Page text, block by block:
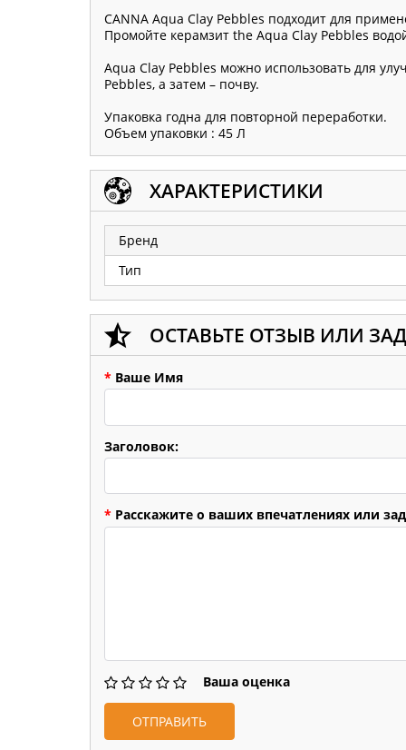
CANNA Aqua Clay Pebbles подходит для
Промойте керамзит the Aqua Clay Pebbles
Aqua Clay Pebbles можно использовать для
Pebbles, а затем – почву.
Упаковка годна для повторной переработки.
Объем упаковки : 45 Л
ХАРАКТЕРИСТИКИ
Бренд
Тип
ОСТАВЬТЕ ОТЗЫВ ИЛИ
* Ваше Имя
Заголовок:
* Расскажите о ваших впечатлениях или
Ваша оценка